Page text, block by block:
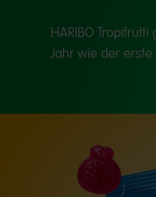
HARIBO
Jahr wie der erste